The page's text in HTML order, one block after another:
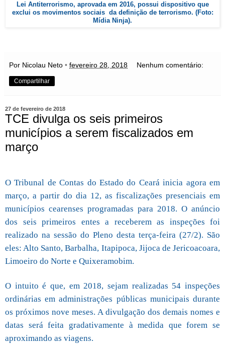
Lei Antiterrorismo, aprovada em 2016, possui dispositivo que
exclui os movimentos sociais da definição de terrorismo. (Foto:
Mídia Ninja).
Por Nicolau Neto • fevereiro 28, 2018 Nenhum comentário:
Compartilhar
27 de fevereiro de 2018
TCE divulga os seis primeiros
municípios a serem fiscalizados em
março
O Tribunal de Contas do Estado do Ceará inicia agora em
março, a partir do dia 12, as fiscalizações presenciais em
municípios cearenses programadas para 2018. O anúncio
dos seis primeiros entes a receberem as inspeções foi
realizado na sessão do Pleno desta terça-feira (27/2). São
eles: Alto Santo, Barbalha, Itapipoca, Jijoca de Jericoacoara,
Limoeiro do Norte e Quixeramobim.
O intuito é que, em 2018, sejam realizadas 54 inspeções
ordinárias em administrações públicas municipais durante
os próximos nove meses. A divulgação dos demais nomes e
datas será feita gradativamente à medida que forem se
aproximando as viagens.